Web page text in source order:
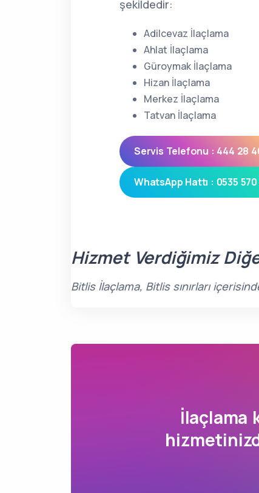
şekildedir:
Adilcevaz İlaçlama
Ahlat İlaçlama
Güroymak İlaçlama
Hizan İlaçlama
Merkez İlaçlama
Tatvan İlaçlama
Servis Telefonu : 444 28
WhatsApp Hattı : 0535 570
Hizmet Verdiğimiz
Bitlis İlaçlama, Bitlis sınırları
İlaçlama